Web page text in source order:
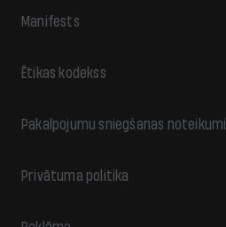
Manifests
Ētikas kodekss
Pakalpojumu sniegšanas noteikumi
Privātuma politika